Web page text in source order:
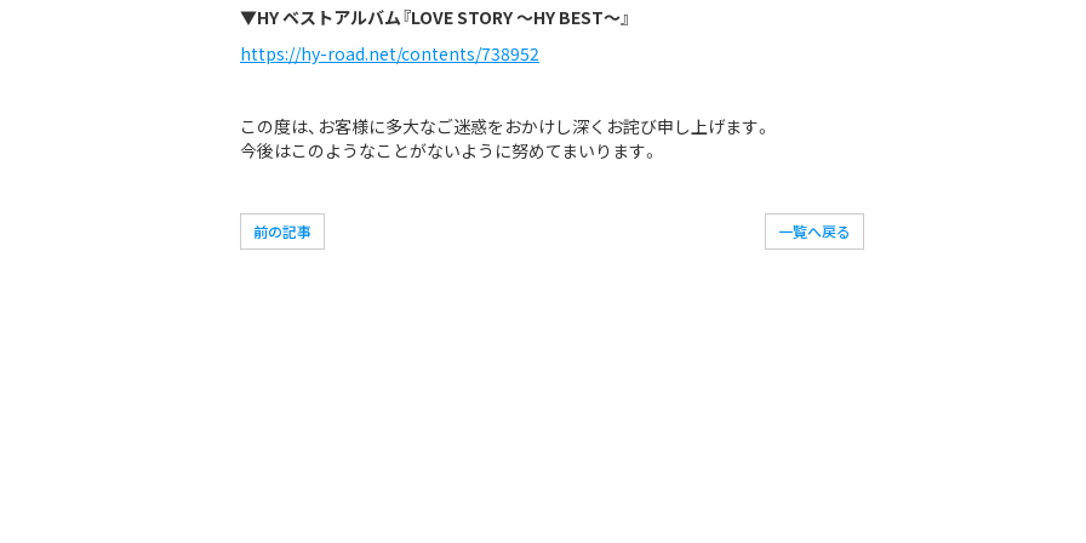
▼HY ベストアルバム『LOVE STORY ～HY BEST～』
https://hy-road.net/contents/738952
この度は、お客様に多大なご迷惑をおかけし深くお詫び申し上げます。
今後はこのようなことがないように努めてまいります。
一覧へ戻る
前の記事